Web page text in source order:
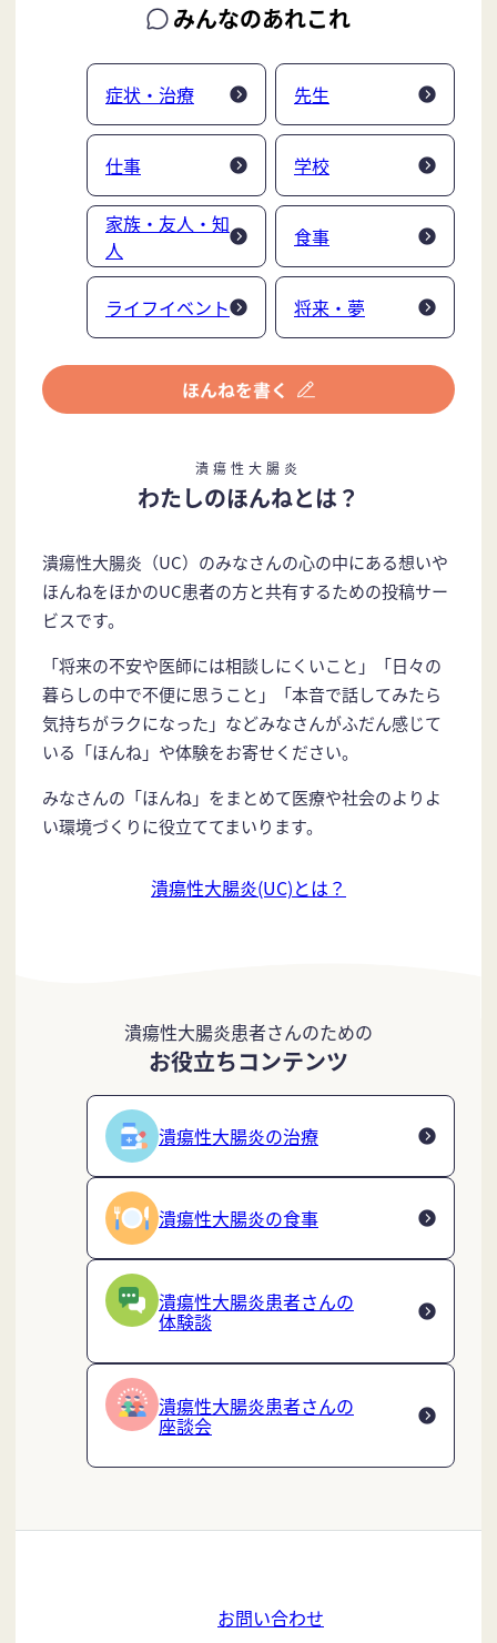
みんなのあれこれ
症状・治療 先生
仕事 学校
家族・友人・知
人
食事
ライフイベント 将来・夢
潰瘍性大腸炎
わたしのほんねとは？
潰瘍性大腸炎（UC）のみなさんの心の中にある想いや
ほんねをほかのUC患者の方と共有するための投稿サー
ビスです。
「将来の不安や医師には相談しにくいこと」「日々の
暮らしの中で不便に思うこと」「本音で話してみたら
気持ちがラクになった」などみなさんがふだん感じて
いる「ほんね」や体験をお寄せください。
みなさんの「ほんね」をまとめて医療や社会のよりよ
い環境づくりに役立ててまいります。
潰瘍性大腸炎(UC)とは？
潰瘍性大腸炎患者さんのための
お役立ちコンテンツ
潰瘍性大腸炎の治療
潰瘍性大腸炎の食事
潰瘍性大腸炎患者さんの
体験談
潰瘍性大腸炎患者さんの
座談会
お問い合わせ